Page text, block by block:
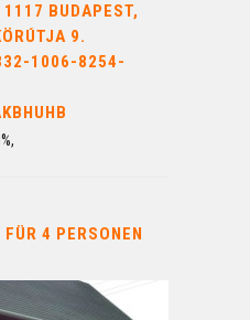
BUDAPEST,
9.
1006-8254-
FÜR 4 PERSONEN